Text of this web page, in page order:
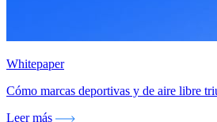
Whitepaper
Cómo marcas deportivas y de aire libre
Leer más